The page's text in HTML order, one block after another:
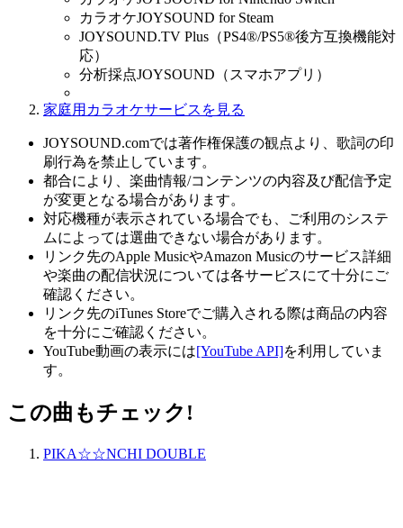
カラオケJOYSOUND for Steam
JOYSOUND.TV Plus（PS4®/PS5®後方互換機能対
応）
分析採点JOYSOUND（スマホアプリ）
家庭用カラオケサービスを見る
JOYSOUND.comでは著作権保護の観点より、歌詞の印
刷行為を禁止しています。
都合により、楽曲情報/コンテンツの内容及び配信予定
が変更となる場合があります。
対応機種が表示されている場合でも、ご利用のシステ
ムによっては選曲できない場合があります。
リンク先のApple MusicやAmazon Musicのサービス詳細
や楽曲の配信状況については各サービスにて十分にご
確認ください。
リンク先のiTunes Storeでご購入される際は商品の内容
を十分にご確認ください。
YouTube動画の表示には[YouTube API]を利用していま
す。
この曲もチェック!
PIKA☆☆NCHI DOUBLE